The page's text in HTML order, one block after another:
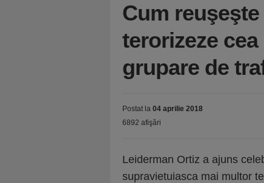
Cum
terorizeze
grupare de
Postat la 04 aprilie 2018
6892 afişări
Leiderman Ortiz a ajuns
supravietuiasca mai multor